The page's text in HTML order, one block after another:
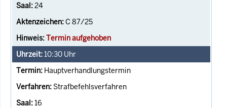
24
C 87/25
Termin aufgehoben
10:30 Uhr
Hauptverhandlungstermin
Strafbefehlsverfahren
16